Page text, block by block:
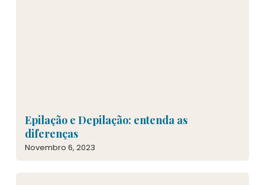
Epilação e Depilação: entenda as
diferenças
Novembro 6, 2023